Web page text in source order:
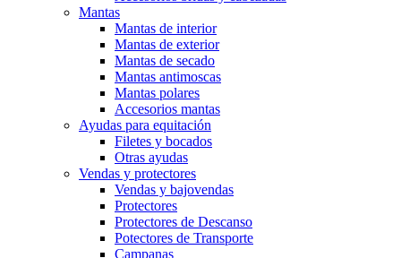
Mantas
Mantas de interior
Mantas de exterior
Mantas de secado
Mantas antimoscas
Mantas polares
Accesorios mantas
Ayudas para equitación
Filetes y bocados
Otras ayudas
Vendas y protectores
Vendas y bajovendas
Protectores
Protectores de Descanso
Potectores de Transporte
Campanas